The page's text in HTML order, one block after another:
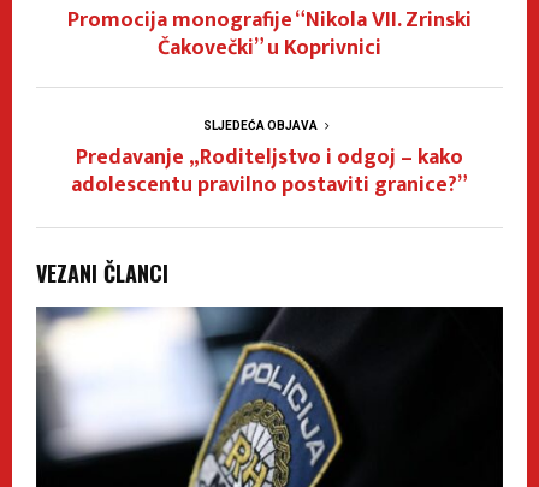
Promocija monografije “Nikola VII. Zrinski
Čakovečki” u Koprivnici
SLJEDEĆA OBJAVA
Predavanje „Roditeljstvo i odgoj – kako
adolescentu pravilno postaviti granice?”
VEZANI ČLANCI